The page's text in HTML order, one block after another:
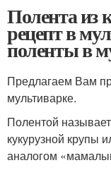
Полента из
рецепт в
поленты в
Предлагаем Вам
мультиварке.
Полентой
кукурузной крупы
аналогом